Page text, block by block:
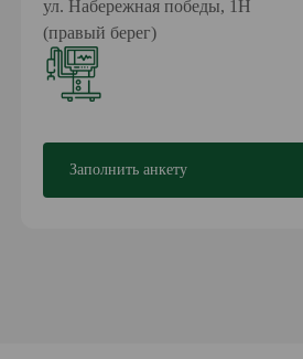
ул. Набережная победы, 1Н
(правый берег)
Заполнить анкету